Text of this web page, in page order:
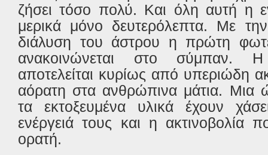
ζήσει τόσο πολύ. Και όλη αυτή η
μερικά μόνο δευτερόλεπτα. Με την
διάλυση του άστρου η πρώτη
ανακοινώνεται στο σύμπαν.
αποτελείται κυρίως από υπεριώδη
αόρατη στα ανθρώπινα μάτια. Μια
τα εκτοξευμένα υλικά έχουν
ενέργειά τους και η ακτινοβολία
ορατή.